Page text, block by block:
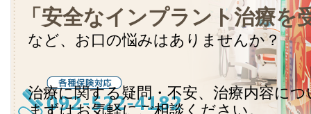
「安全なインプラント治療を
など、お口の悩みはありませんか？
治療に関する疑問・不安、治療内容につ
まずはお気軽にご相談ください。